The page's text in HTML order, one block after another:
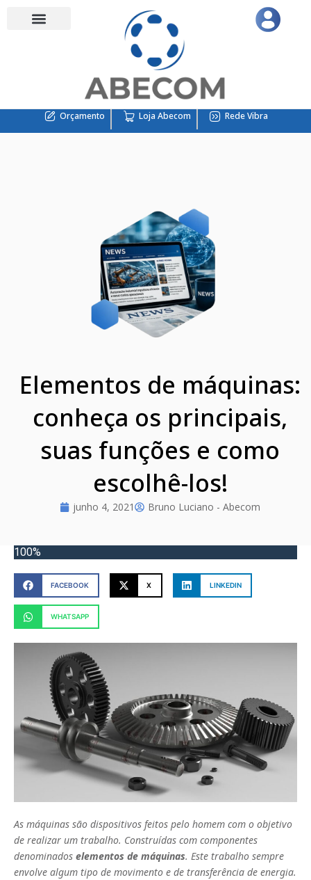
Orçamento Loja Abecom Rede Vibra
Elementos de máquinas:
conheça os principais,
suas funções e como
escolhê-los!
junho 4, 2021 Bruno Luciano - Abecom
100%
FACEBOOK X LINKEDIN
WHATSAPP
As máquinas são dispositivos feitos pelo homem com o objetivo
de realizar um trabalho. Construídas com componentes
denominados elementos de máquinas. Este trabalho sempre
envolve algum tipo de movimento e de transferência de energia.